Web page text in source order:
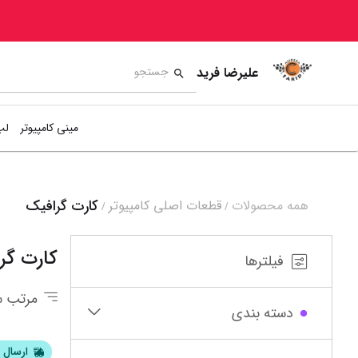
علیرضا فرید
مینی کامپیوتر
همه محصولات / قطعات اصلی کامپیوتر / کارت گرافیک
فیلترها
دسته بندی
کارت
مرتب
ارسال
19 20